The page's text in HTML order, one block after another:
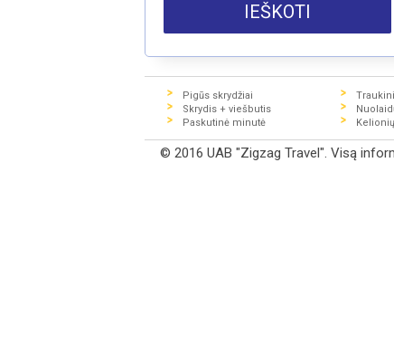
IEŠKOTI
Pigūs skrydžiai
Skrydis + viešbutis
Paskutinė minutė
© 2016 UAB "Zigzag Travel". Visą